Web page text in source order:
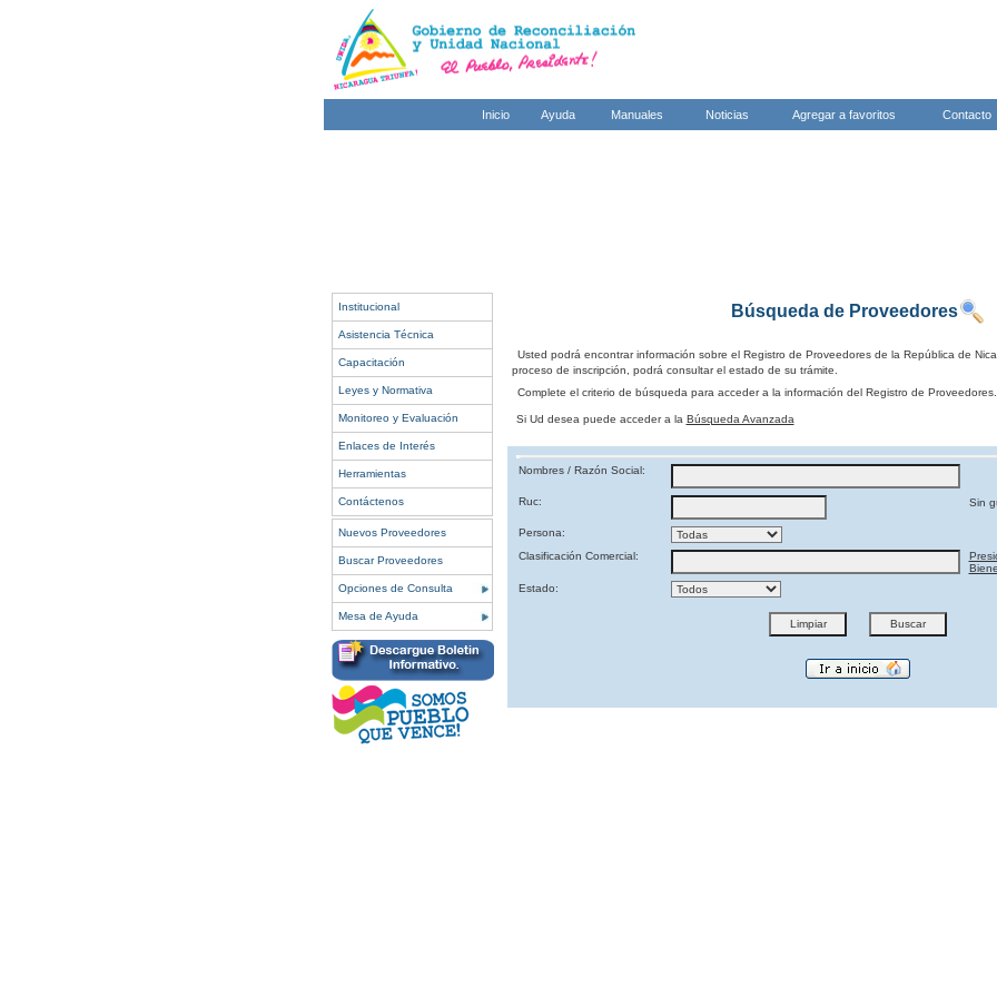
Inicio Ayuda Manuales Noticias Agregar a favoritos Contacto
Institucional
Asistencia Técnica
Capacitación
Leyes y Normativa
Monitoreo y Evaluación
Enlaces de Interés
Herramientas
Contáctenos
Nuevos Proveedores
Buscar Proveedores
Opciones de Consulta
Mesa de Ayuda
Búsqueda de Proveedores
Usted podrá encontrar información sobre el Registro de Proveedores de la República de
proceso de inscripción, podrá consultar el estado de su trámite.
Complete el criterio de búsqueda para acceder a la información del Registro de Proveedores.
Si Ud desea puede acceder a la Búsqueda Avanzada
Nombres / Razón Social:
Ruc: Sin
Persona:
Clasificación Comercial:
Estado: